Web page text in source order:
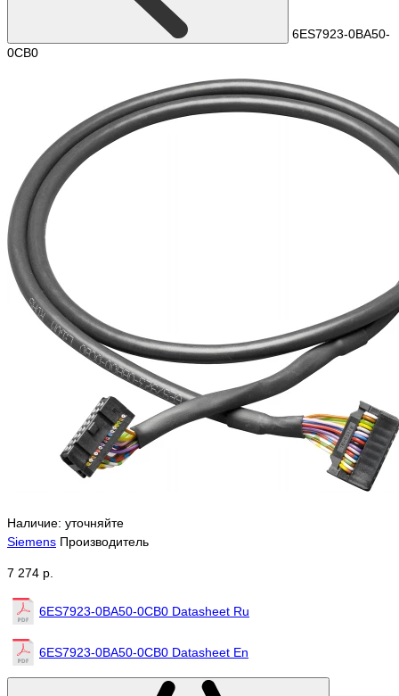
6ES7923-0BA50-
0CB0
Наличие: уточняйте
Siemens Производитель
7 274 р.
6ES7923-0BA50-0CB0 Datasheet Ru
6ES7923-0BA50-0CB0 Datasheet En